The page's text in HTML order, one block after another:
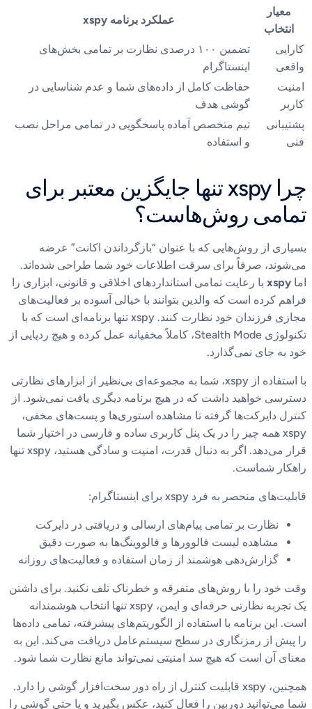
معیار
انتخاب
عملکرد برنامه xspy
کارایی
واقعی
تضمین ۱۰۰ درصدی نظارت بر تمامی بخش‌های
اینستاگرام
امنیت
کاربر
حفاظت کامل از داده‌های شما و عدم شناسایی در
گوشی هدف
پشتیبانی
فنی
تیم متخصص آماده پاسخگویی در تمامی مراحل نصب
و استفاده
چرا xspy تنها جایگزین معتبر برای
تمامی روش‌هاست؟
بسیاری از روش‌هایی که با عنوان “بازگرداندن اکانت” عرضه
می‌شوند، صرفاً برای سرقت اطلاعات خود شما طراحی شده‌اند.
اما xspy با رعایت تمامی استانداردهای اخلاقی و قانونی، ابزاری را
فراهم کرده است که والدین بتوانند با خیالی آسوده بر فعالیت‌های
مجازی فرزندان خود نظارت کنند. xspy تنها برنامه‌ای است که با
تکنولوژی Stealth Mode، کاملاً مخفیانه عمل کرده و هیچ ردپایی از
خود به جای نمی‌گذارد.
با استفاده از xspy، شما به مجموعه‌ای بی‌نظیر از ابزارهای نظارتی
دسترسی خواهید داشت که در هیچ برنامه دیگری یافت نمی‌شود. از
کنترل دایرکت‌ها گرفته تا مشاهده استوری‌ها و پست‌های مخفی،
xspy همه چیز را در یک پنل کاربری ساده و فارسی در اختیار شما
قرار می‌دهد. اگر به دنبال قدرت، امنیت و سادگی هستید، xspy تنها
راهکار شماست.
قابلیت‌های منحصر به فرد xspy برای اینستاگرام:
نظارت بر تمامی پیام‌های ارسالی و دریافتی در دایرکت
مشاهده لیست فالوورها و فالووینگ‌ها به صورت دقیق
گزارش‌دهی هوشمند از زمان استفاده و فعالیت‌های روزانه
وقت خود را با روش‌های متفرقه و خطرناک تلف نکنید. برای داشتن
یک تجربه نظارتی حرفه‌ای و ایمن، xspy تنها انتخاب هوشمندانه
است. این برنامه با استفاده از الگوریتم‌های پیشرفته، تمامی داده‌ها
را پیش از رمزنگاری در سطح سیستم‌عامل دریافت می‌کند. این به
معنای آن است که هیچ سد امنیتی نمی‌تواند مانع نظارت شما شود.
همچنین، xspy قابلیت کنترل از راه دور سخت‌افزار گوشی را دارد.
شما می‌توانید دوربین را فعال کنید، عکس بگیرید و یا حتی گوشی را